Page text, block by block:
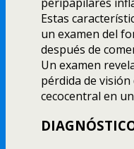
Estas
un examen del
después de
Un examen
pérdida de
cecocentral en